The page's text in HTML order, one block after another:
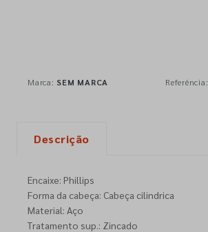
Marca: SEM MARCA Referência:
Descrição
Encaixe: Phillips
Forma da cabeça: Cabeça cilindrica
Material: Aço
Tratamento sup.: Zincado